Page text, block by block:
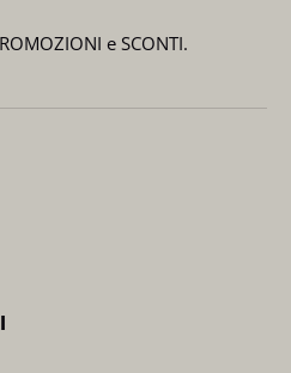
e SCONTI.